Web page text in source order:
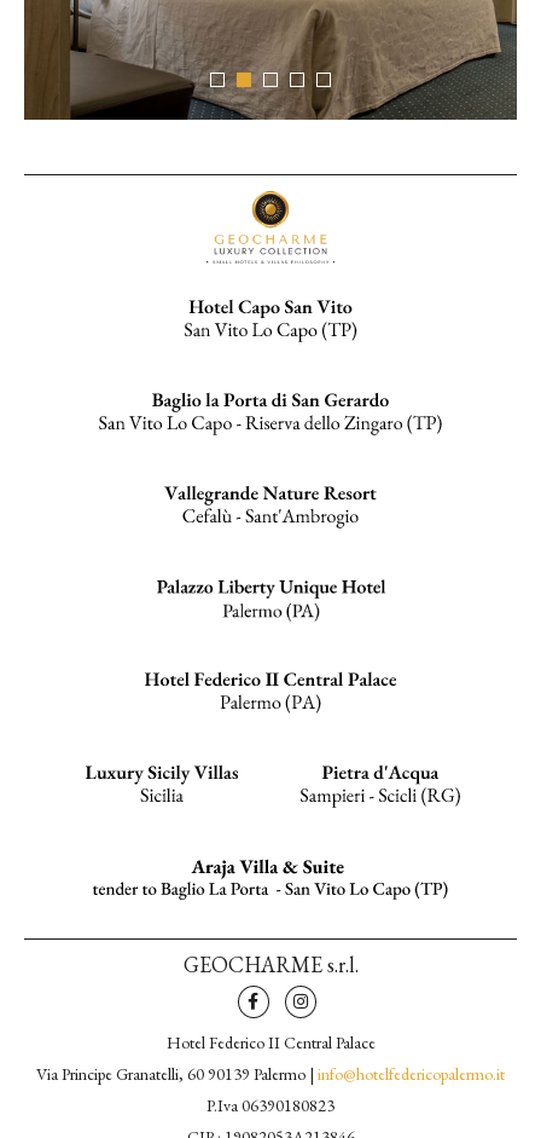
GEOCHARME s.r.l.
Hotel Federico II Central Palace
Via Principe Granatelli, 60 90139 Palermo | info@hotelfedericopalermo.it
P.Iva 06390180823